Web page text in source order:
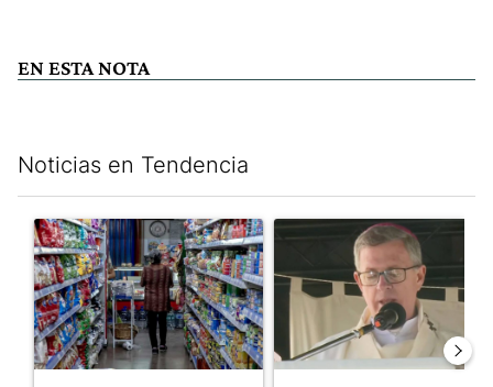
EN ESTA NOTA
Noticias en Tendencia
Un artículo de tendencia con el título "La inflación en CABA
Un artículo de tendencia con